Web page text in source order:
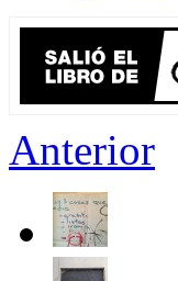
Anterior